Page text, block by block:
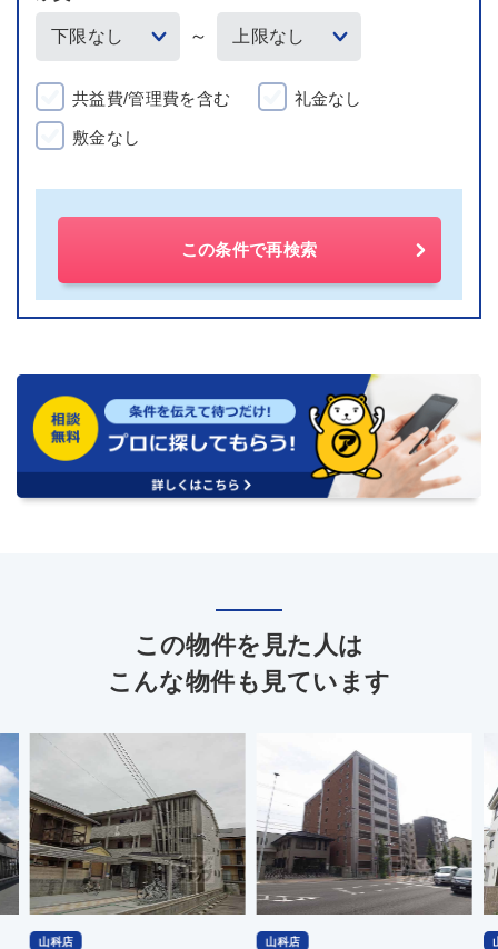
～
共益費/管理費を含む 礼金なし
敷金なし
この条件で再検索
この物件を見た人は
こんな物件も見ています
山科店 山科店 山